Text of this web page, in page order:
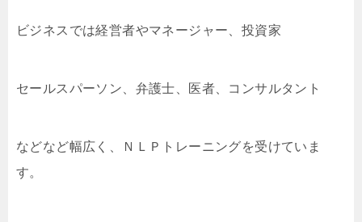
ビジネスでは経営者やマネージャー、投資家
セールスパーソン、弁護士、医者、コンサルタント
などなど幅広く、ＮＬＰトレーニングを受けていま
す。